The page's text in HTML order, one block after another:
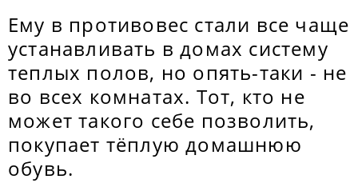
Ему в противовес стали все чаще
устанавливать в домах систему
теплых полов, но опять-таки - не
во всех комнатах. Тот, кто не
может такого себе позволить,
покупает тёплую домашнюю
обувь.